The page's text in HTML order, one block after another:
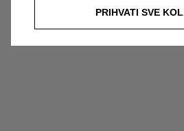
PRIHVATI SVE